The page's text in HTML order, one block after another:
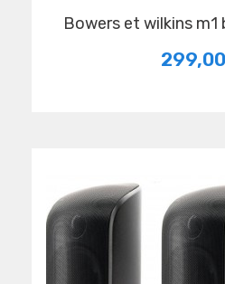
bowers et wilkins